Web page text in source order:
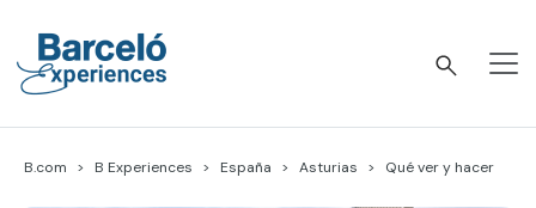
content
B.com B Experiences España Asturias Qué ver y hacer